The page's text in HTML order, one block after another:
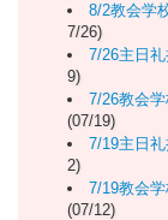
8/2教会学
7/26)
7/26主日
9)
7/26教会
(07/19)
7/19主日
2)
7/19教会
(07/12)